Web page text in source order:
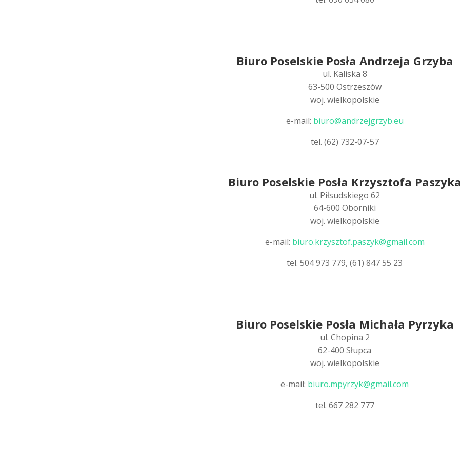
Biuro Poselskie Posła Andrzeja Grzyba
ul. Kaliska 8
63-500 Ostrzeszów
woj. wielkopolskie
e-mail: biuro@andrzejgrzyb.eu
tel. (62) 732-07-57
Biuro Poselskie Posła Krzysztofa Paszyka
ul. Piłsudskiego 62
64-600 Oborniki
woj. wielkopolskie
e-mail: biuro.krzysztof.paszyk@gmail.com
tel. 504 973 779, (61) 847 55 23
Biuro Poselskie Posła Michała Pyrzyka
ul. Chopina 2
62-400 Słupca
woj. wielkopolskie
e-mail: biuro.mpyrzyk@gmail.com
tel. 667 282 777